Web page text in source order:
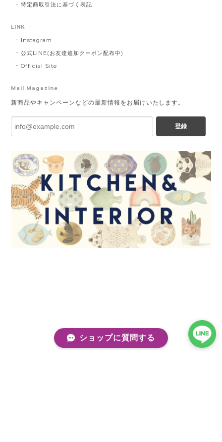
特定商取引法に基づく表記
LINK
Instagram
公式LINE(お友達追加クーポン配布中)
Official Site
Mail Magazine
新商品やキャンペーンなどの最新情報をお届けいたします。
登録
ショップに質問する